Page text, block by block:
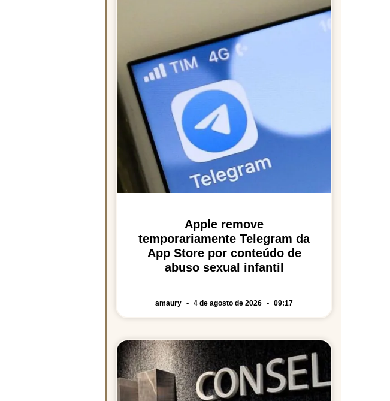
Apple remove
temporariamente Telegram da
App Store por conteúdo de
abuso sexual infantil
amaury 4 de agosto de 2026 09:17